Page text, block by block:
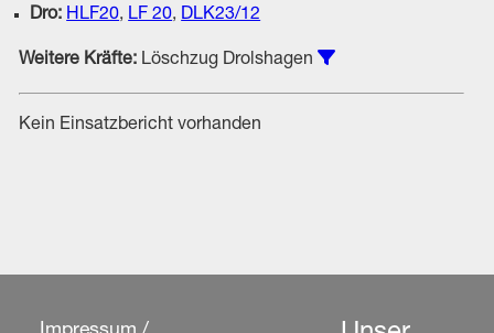
Dro: HLF20,LF 20,DLK23/12
Weitere Kräfte: Löschzug Drolshagen
Kein Einsatzbericht vorhanden